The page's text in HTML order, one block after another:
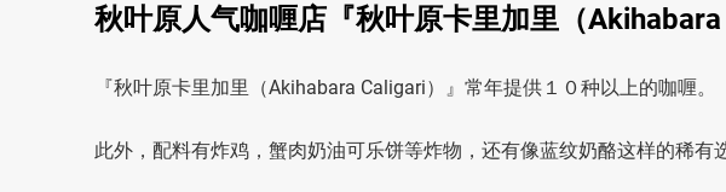
秋叶原人气咖喱店『秋叶原卡里加里（
『秋叶原卡里加里（Akihabara Caligari）』常年提供１０种以上的咖喱。
此外，配料有炸鸡，蟹肉奶油可乐饼等炸物，还有像蓝纹奶酪这样的稀有